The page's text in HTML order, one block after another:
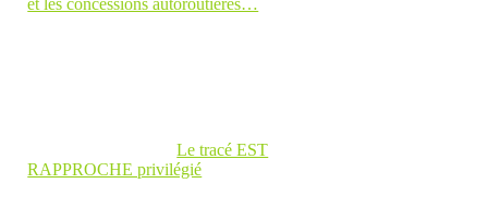
Le tracé EST
RAPPROCHE privilégié